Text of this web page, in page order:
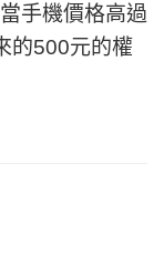
手機價格高過
的500元的權